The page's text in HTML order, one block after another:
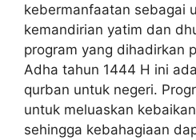
kebermanfaatan sebagai
kemandirian yatim dan
program yang dihadirkan
Adha tahun 1444 H ini
qurban untuk negeri.
untuk meluaskan
sehingga kebahagiaan